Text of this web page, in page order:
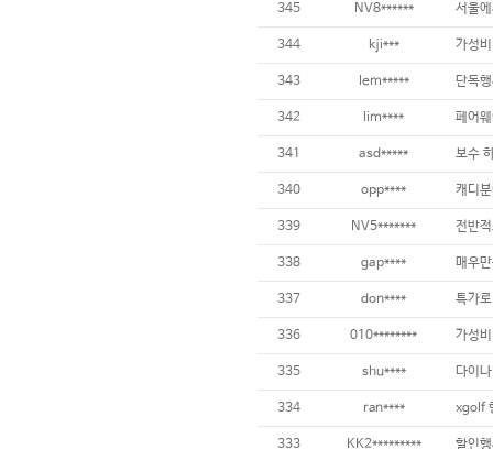
345 NV8******
344 kji*** 가성
343 lem*****
342 lim****
341 asd*****
340 opp**** 캐디
339 NV5*******
338 gap****
337 don****
336 010********
335 shu****
334 ran****
333 KK2*********